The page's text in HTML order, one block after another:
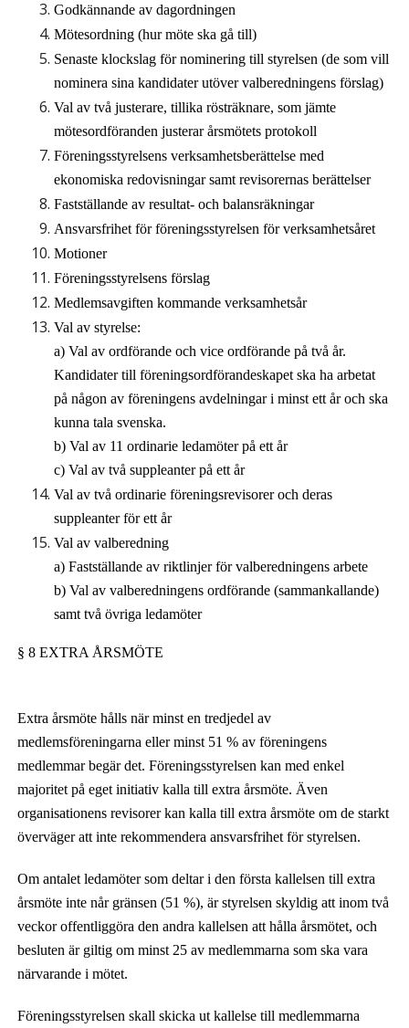
Godkännande av dagordningen
Mötesordning (hur möte ska gå till)
Senaste klockslag för nominering till styrelsen (de som vill
nominera sina kandidater utöver valberedningens förslag)
Val av två justerare, tillika rösträknare, som jämte
mötesordföranden justerar årsmötets protokoll
Föreningsstyrelsens verksamhetsberättelse med
ekonomiska redovisningar samt revisorernas berättelser
Fastställande av resultat- och balansräkningar
Ansvarsfrihet för föreningsstyrelsen för verksamhetsåret
Motioner
Föreningsstyrelsens förslag
Medlemsavgiften kommande verksamhetsår
Val av styrelse:
a) Val av ordförande och vice ordförande på två år.
Kandidater till föreningsordförandeskapet ska ha arbetat
på någon av föreningens avdelningar i minst ett år och ska
kunna tala svenska.
b) Val av 11 ordinarie ledamöter på ett år
c) Val av två suppleanter på ett år
Val av två ordinarie föreningsrevisorer och deras
suppleanter för ett år
Val av valberedning
a) Fastställande av riktlinjer för valberedningens arbete
b) Val av valberedningens ordförande (sammankallande)
samt två övriga ledamöter
§ 8 EXTRA ÅRSMÖTE
Extra årsmöte hålls när minst en tredjedel av
medlemsföreningarna eller minst 51 % av föreningens
medlemmar begär det. Föreningsstyrelsen kan med enkel
majoritet på eget initiativ kalla till extra årsmöte. Även
organisationens revisorer kan kalla till extra årsmöte om de starkt
överväger att inte rekommendera ansvarsfrihet för styrelsen.
Om antalet ledamöter som deltar i den första kallelsen till extra
årsmöte inte når gränsen (51 %), är styrelsen skyldig att inom två
veckor offentliggöra den andra kallelsen att hålla årsmötet, och
besluten är giltig om minst 25 av medlemmarna som ska vara
närvarande i mötet.
Föreningsstyrelsen skall skicka ut kallelse till medlemmarna